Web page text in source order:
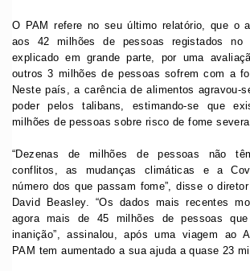
O PAM refere no seu último relatório, que o
aos 42 milhões de pessoas registados
explicado em grande parte, por uma
outros 3 milhões de pessoas sofrem com a
Neste país, a carência de alimentos agravou-
poder pelos talibans, estimando-se que
milhões de pessoas sobre risco de fome
“Dezenas de milhões de pessoas não
conflitos, as mudanças climáticas e a
número dos que passam fome”, disse o
David Beasley. “Os dados mais recentes
agora mais de 45 milhões de pessoas
inanição”, assinalou, após uma viagem ao
PAM tem aumentado a sua ajuda a quase 23